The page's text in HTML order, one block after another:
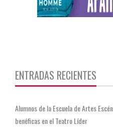
ENTRADAS RECIENTES
Alumnos de la Escuela de Artes
benéficas en el Teatro Líder